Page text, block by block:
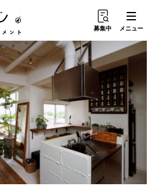
募集中 メニュー